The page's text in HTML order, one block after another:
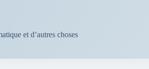
et d’autres choses